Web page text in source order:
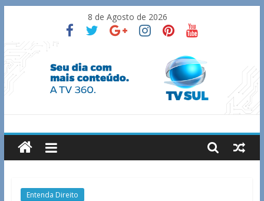
content
8 de Agosto de 2026
TV
Sul
Notícias
Entenda Direito